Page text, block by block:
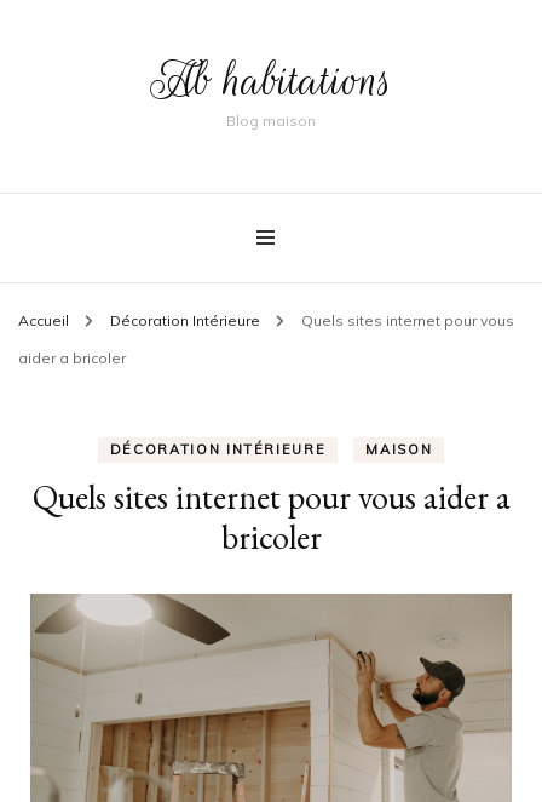
Ab habitations
Blog maison
Accueil Décoration Intérieure Quels sites internet pour vous
aider a bricoler
DÉCORATION INTÉRIEURE MAISON
Quels sites internet pour vous aider a
bricoler